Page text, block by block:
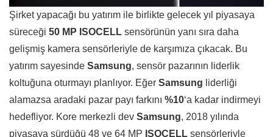
Şirket yapacağı bu yatırım ile birlikte gelecek yıl piyasaya
süreceği 50 MP ISOCELL sensörünün yanı sıra daha
gelişmiş kamera sensörleriyle de karşımıza çıkacak. Bu
yatırım sayesinde Samsung, sensör pazarının liderlik
koltuğuna oturmayı planlıyor. Eğer Samsung liderliği
alamazsa aradaki pazar payı farkını %10‘a kadar indirmeyi
hedefliyor. Kore merkezli dev Samsung, 2018 yılında
piyasaya sürdüğü 48 ve 64 MP ISOCELL sensörleriyle